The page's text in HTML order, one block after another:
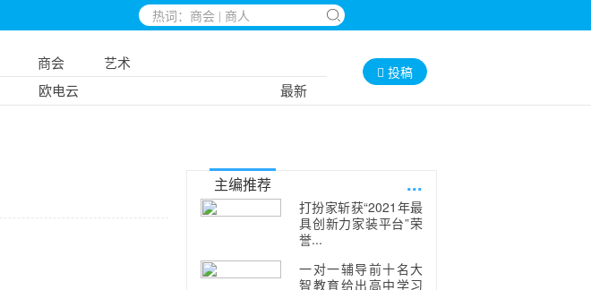
商会
艺术
欧电云 最新
投稿
主编推荐 ...
打扮家斩获“2021年最
具创新力家装平台”荣
誉...
一对一辅导前十名大
智教育给出高中学习